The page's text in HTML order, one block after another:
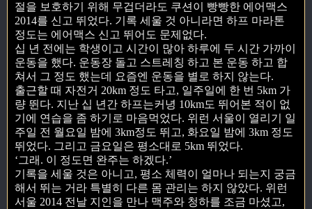
절을 보호하기 위해 무겁더라도 쿠션이 빵빵한 에어맥스
2014를 신고 뛰었다. 기록 세울 것 아니라면 하프 마라톤
정도는 에어맥스 신고 뛰어도 문제없다.
십 년 전에는 학생이고 시간이 많아 하루에 두 시간 가까이
운동을 했다. 운동장 돌고 스트레칭 하고 본 운동 하고 합
쳐서 그 정도 했는데 요즘엔 운동을 별로 하지 않는다.
출근할 때 자전거 20km 정도 타고, 일주일에 한 번 5km 가
량 뛴다. 지난 십 년간 하프는커녕 10km도 뛰어본 적이 없
기에 연습을 좀 하기로 마음먹었다. 위런 서울이 열리기 일
주일 전 월요일 밤에 3km정도 뛰고, 화요일 밤에 3km 정도
뛰었다. 그리고 금요일은 평소대로 5km 뛰었다.
‘그래. 이 정도면 완주는 하겠다.’
기록을 세울 것은 아니고, 평소 체력이 얼마나 되는지 궁금
해서 뛰는 거라 특별히 다른 몸 관리는 하지 않았다. 위런
서울 2014 전날 지인을 만나 맥주와 청하를 조금 마셨고,